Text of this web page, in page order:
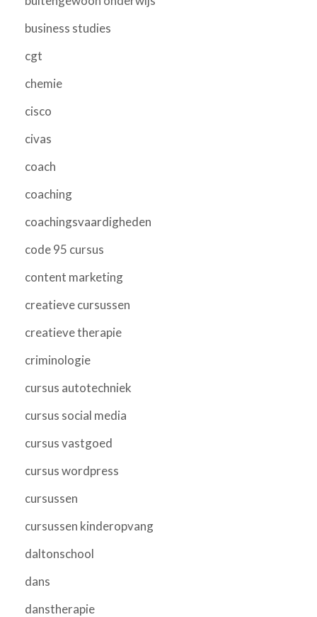
business studies
cgt
chemie
cisco
civas
coach
coaching
coachingsvaardigheden
code 95 cursus
content marketing
creatieve cursussen
creatieve therapie
criminologie
cursus autotechniek
cursus social media
cursus vastgoed
cursus wordpress
cursussen
cursussen kinderopvang
daltonschool
dans
danstherapie